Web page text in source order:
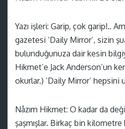
Yazı işleri: Garip, çok garip!..
gazetesi ‘Daily Mirror’, sizin
bulunduğunuza dair kesin
Hikmet’e Jack Anderson’un
okurlar.) ‘Daily Mirror’ hepsini
Nâzım Hikmet: O kadar da
şaşmışlar. Birkaç bin kilometre